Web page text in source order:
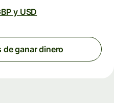
y USD
de ganar dinero